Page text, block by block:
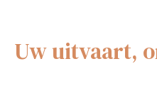
Uw uitvaart,